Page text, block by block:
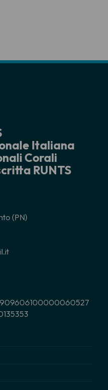
Italiana
Corali
RUNTS
(PN)